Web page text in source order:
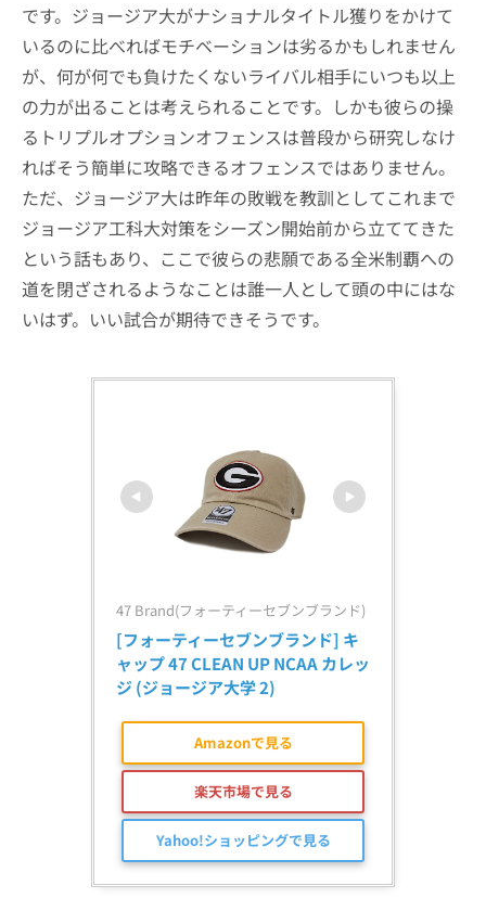
です。ジョージア大がナショナルタイトル獲りをかけて
いるのに比べればモチベーションは劣るかもしれません
が、何が何でも負けたくないライバル相手にいつも以上
の力が出ることは考えられることです。しかも彼らの操
るトリプルオプションオフェンスは普段から研究しなけ
ればそう簡単に攻略できるオフェンスではありません。
ただ、ジョージア大は昨年の敗戦を教訓としてこれまで
ジョージア工科大対策をシーズン開始前から立ててきた
という話もあり、ここで彼らの悲願である全米制覇への
道を閉ざされるようなことは誰一人として頭の中にはな
いはず。いい試合が期待できそうです。
47 Brand(フォーティーセブンブランド)
[フォーティーセブンブランド] キ
ャップ 47 CLEAN UP NCAA カレッ
ジ (ジョージア大学 2)
Amazonで見る
楽天市場で見る
Yahoo!ショッピングで見る